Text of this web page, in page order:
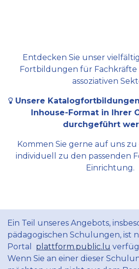
Entdecken Sie unser
Fortbildungen für Fachkräfte
assoziativen
Unsere
Inhouse-Format in Ihrer
durchgeführt
Kommen Sie gerne auf uns zu
individuell zu den passenden
Einrichtung.
Ein Teil unseres Angebots,
pädagogischen Schulungen, ist
Portal plattform.public.lu
Wenn Sie an einer dieser